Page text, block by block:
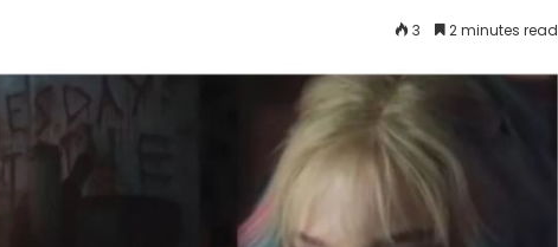
3 2 minutes read